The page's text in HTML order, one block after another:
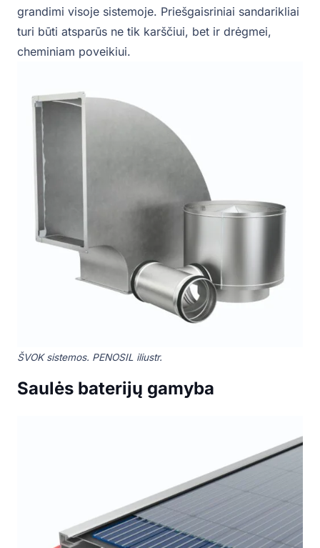
grandimi visoje sistemoje. Priešgaisriniai sandarikliai
turi būti atsparūs ne tik karščiui, bet ir drėgmei,
cheminiam poveikiui.
ŠVOK sistemos. PENOSIL iliustr.
Saulės baterijų gamyba